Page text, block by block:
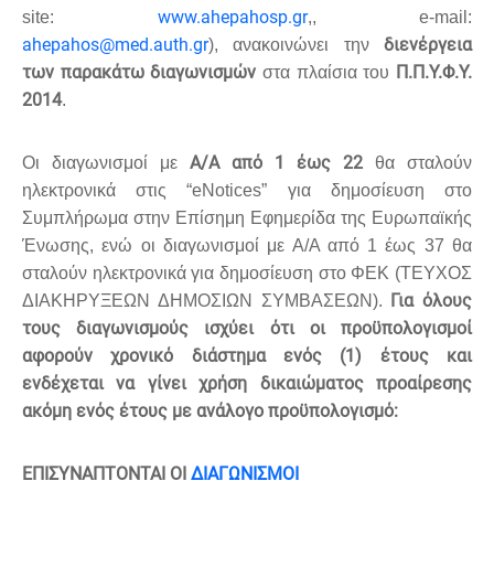
site: www.ahepahosp.gr,, e-mail:
ahepahos@med.auth.gr), ανακοινώνει την διενέργεια
των παρακάτω διαγωνισμών στα πλαίσια του Π.Π.Υ.Φ.Υ.
2014.
Οι διαγωνισμοί με Α/Α από 1 έως 22 θα σταλούν
ηλεκτρονικά στις “eNotices” για δημοσίευση στο
Συμπλήρωμα στην Επίσημη Εφημερίδα της Ευρωπαϊκής
Ένωσης, ενώ οι διαγωνισμοί με Α/Α από 1 έως 37 θα
σταλούν ηλεκτρονικά για δημοσίευση στο ΦΕΚ (ΤΕΥΧΟΣ
ΔΙΑΚΗΡΥΞΕΩΝ ΔΗΜΟΣΙΩΝ ΣΥΜΒΑΣΕΩΝ). Για όλους
τους διαγωνισμούς ισχύει ότι οι προϋπολογισμοί
αφορούν χρονικό διάστημα ενός (1) έτους και
ενδέχεται να γίνει χρήση δικαιώματος προαίρεσης
ακόμη ενός έτους με ανάλογο προϋπολογισμό:
ΕΠΙΣΥΝΑΠΤΟΝΤΑΙ ΟΙ ΔΙΑΓΩΝΙΣΜΟΙ